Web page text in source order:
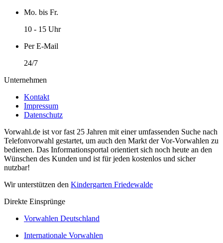
Mo. bis Fr.
10 - 15 Uhr
Per E-Mail
24/7
Unternehmen
Kontakt
Impressum
Datenschutz
Vorwahl.de ist vor fast 25 Jahren mit einer umfassenden Suche nach
Telefonvorwahl gestartet, um auch den Markt der Vor-Vorwahlen zu
bedienen. Das Informationsportal orientiert sich noch heute an den
Wünschen des Kunden und ist für jeden kostenlos und sicher
nutzbar!
Wir unterstützen den Kindergarten Friedewalde
Direkte Einsprünge
Vorwahlen Deutschland
Internationale Vorwahlen